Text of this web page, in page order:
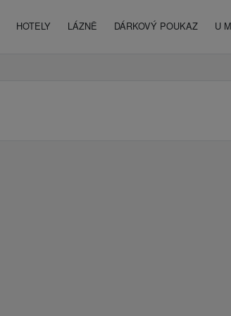
HOTELY LÁZNĚ DÁRKOVÝ POUKAZ U